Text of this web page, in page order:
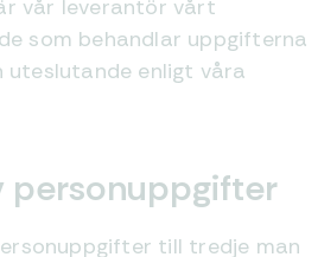
vår leverantör vårt
som behandlar uppgifterna
enligt våra
personuppgifter
till tredje man